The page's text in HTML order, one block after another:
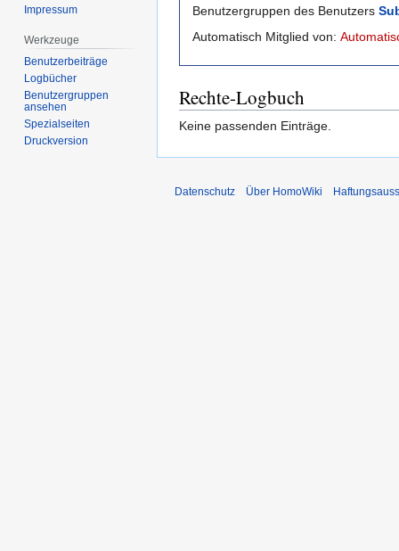
Benutzergruppen des Benutzers
Automatisch Mitglied von:
Rechte-Logbuch
Keine passenden Einträge.
Impressum
Werkzeuge
Benutzerbeiträge
Logbücher
Benutzergruppen
ansehen
Spezialseiten
Druckversion
Datenschutz Über HomoWiki